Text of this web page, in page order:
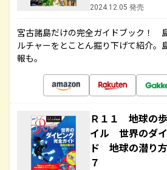
2024.12.05 発売
宮古諸島だけの完全ガイドブック！
ルチャーをとことん掘り下げて紹介。
報も。
Ｒ１１ 地球の
イル 世界のダ
ド 地球の潜り
７